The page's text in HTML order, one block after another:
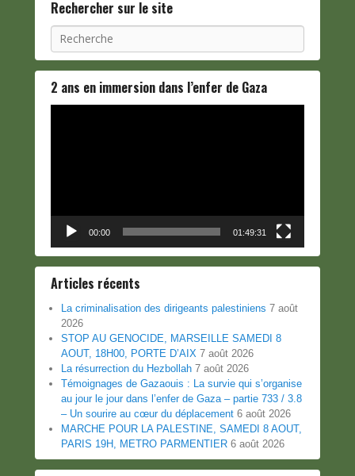
Rechercher sur le site
Recherche
2 ans en immersion dans l’enfer de Gaza
00:00 01:49:31
Articles récents
La criminalisation des dirigeants palestiniens 7 août
2026
STOP AU GENOCIDE, MARSEILLE SAMEDI 8
AOUT, 18H00, PORTE D’AIX 7 août 2026
La résurrection du Hezbollah 7 août 2026
Témoignages de Gazaouis : La survie qui s’organise
au jour le jour dans l’enfer de Gaza – partie 733 / 3.8
– Un sourire au cœur du déplacement 6 août 2026
MARCHE POUR LA PALESTINE, SAMEDI 8 AOUT,
PARIS 19H, METRO PARMENTIER 6 août 2026